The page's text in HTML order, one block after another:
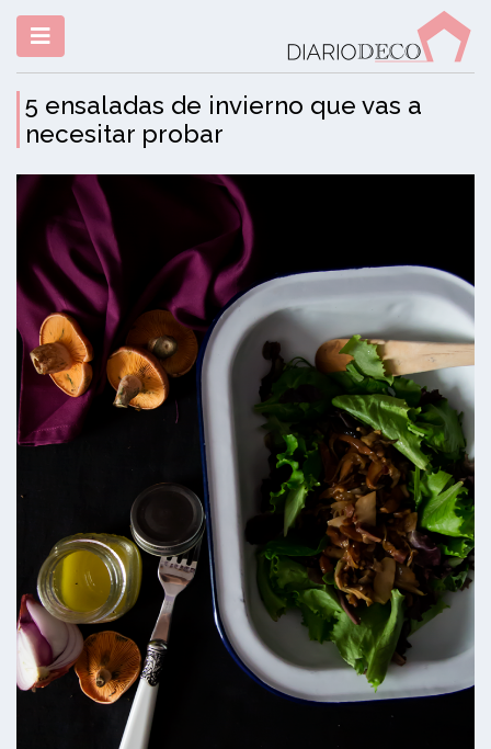
5 ensaladas de invierno que vas a
necesitar probar